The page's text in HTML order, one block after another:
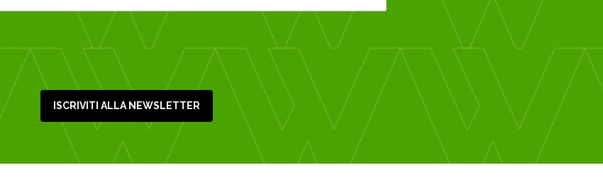
ISCRIVITI ALLA NEWSLETTER